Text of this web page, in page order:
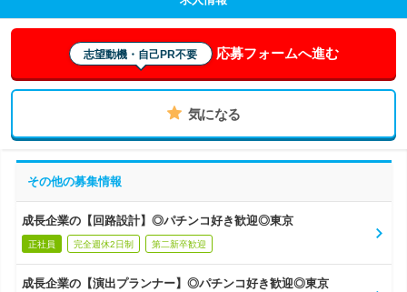
志望動機・自己PR不要 応募フォームへ進む
気になる
その他の募集情報
成長企業の【回路設計】◎パチンコ好き歓迎◎東京
正社員 完全週休2日制 第二新卒歓迎
成長企業の【演出プランナー】◎パチンコ好き歓迎◎東京